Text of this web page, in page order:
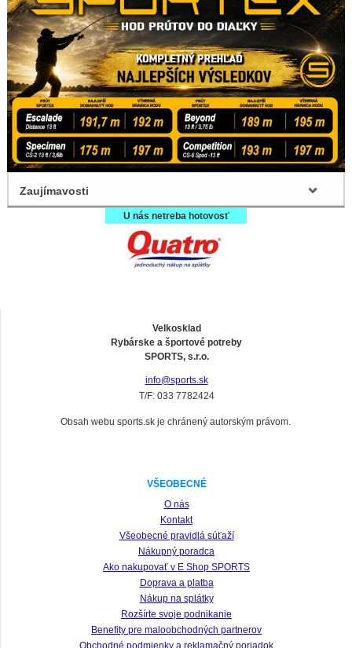
Zaujímavosti
U nás netreba hotovosť
Velkosklad
Rybárske a športové potreby
SPORTS, s.r.o.
info@sports.sk
T/F: 033 7782424
Obsah webu sports.sk je chránený autorským právom.
VŠEOBECNÉ
O nás
Kontakt
Všeobecné pravidlá súťaží
Nákupný poradca
Ako nakupovať v E Shop SPORTS
Doprava a platba
Nákup na splátky
Rozšírte svoje podnikanie
Benefity pre maloobchodných partnerov